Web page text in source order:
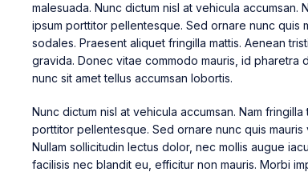
malesuada. Nunc dictum nisl at vehicula accumsan.
ipsum porttitor pellentesque. Sed ornare nunc quis
sodales. Praesent aliquet fringilla mattis. Aenean
gravida. Donec vitae commodo mauris, id pharetra
nunc sit amet tellus accumsan lobortis.
Nunc dictum nisl at vehicula accumsan. Nam fringilla
porttitor pellentesque. Sed ornare nunc quis mauris
Nullam sollicitudin lectus dolor, nec mollis augue
facilisis nec blandit eu, efficitur non mauris. Morbi